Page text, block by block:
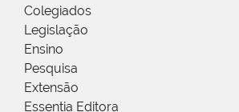
Colegiados
Legislação
Ensino
Pesquisa
Extensão
Essentia Editora